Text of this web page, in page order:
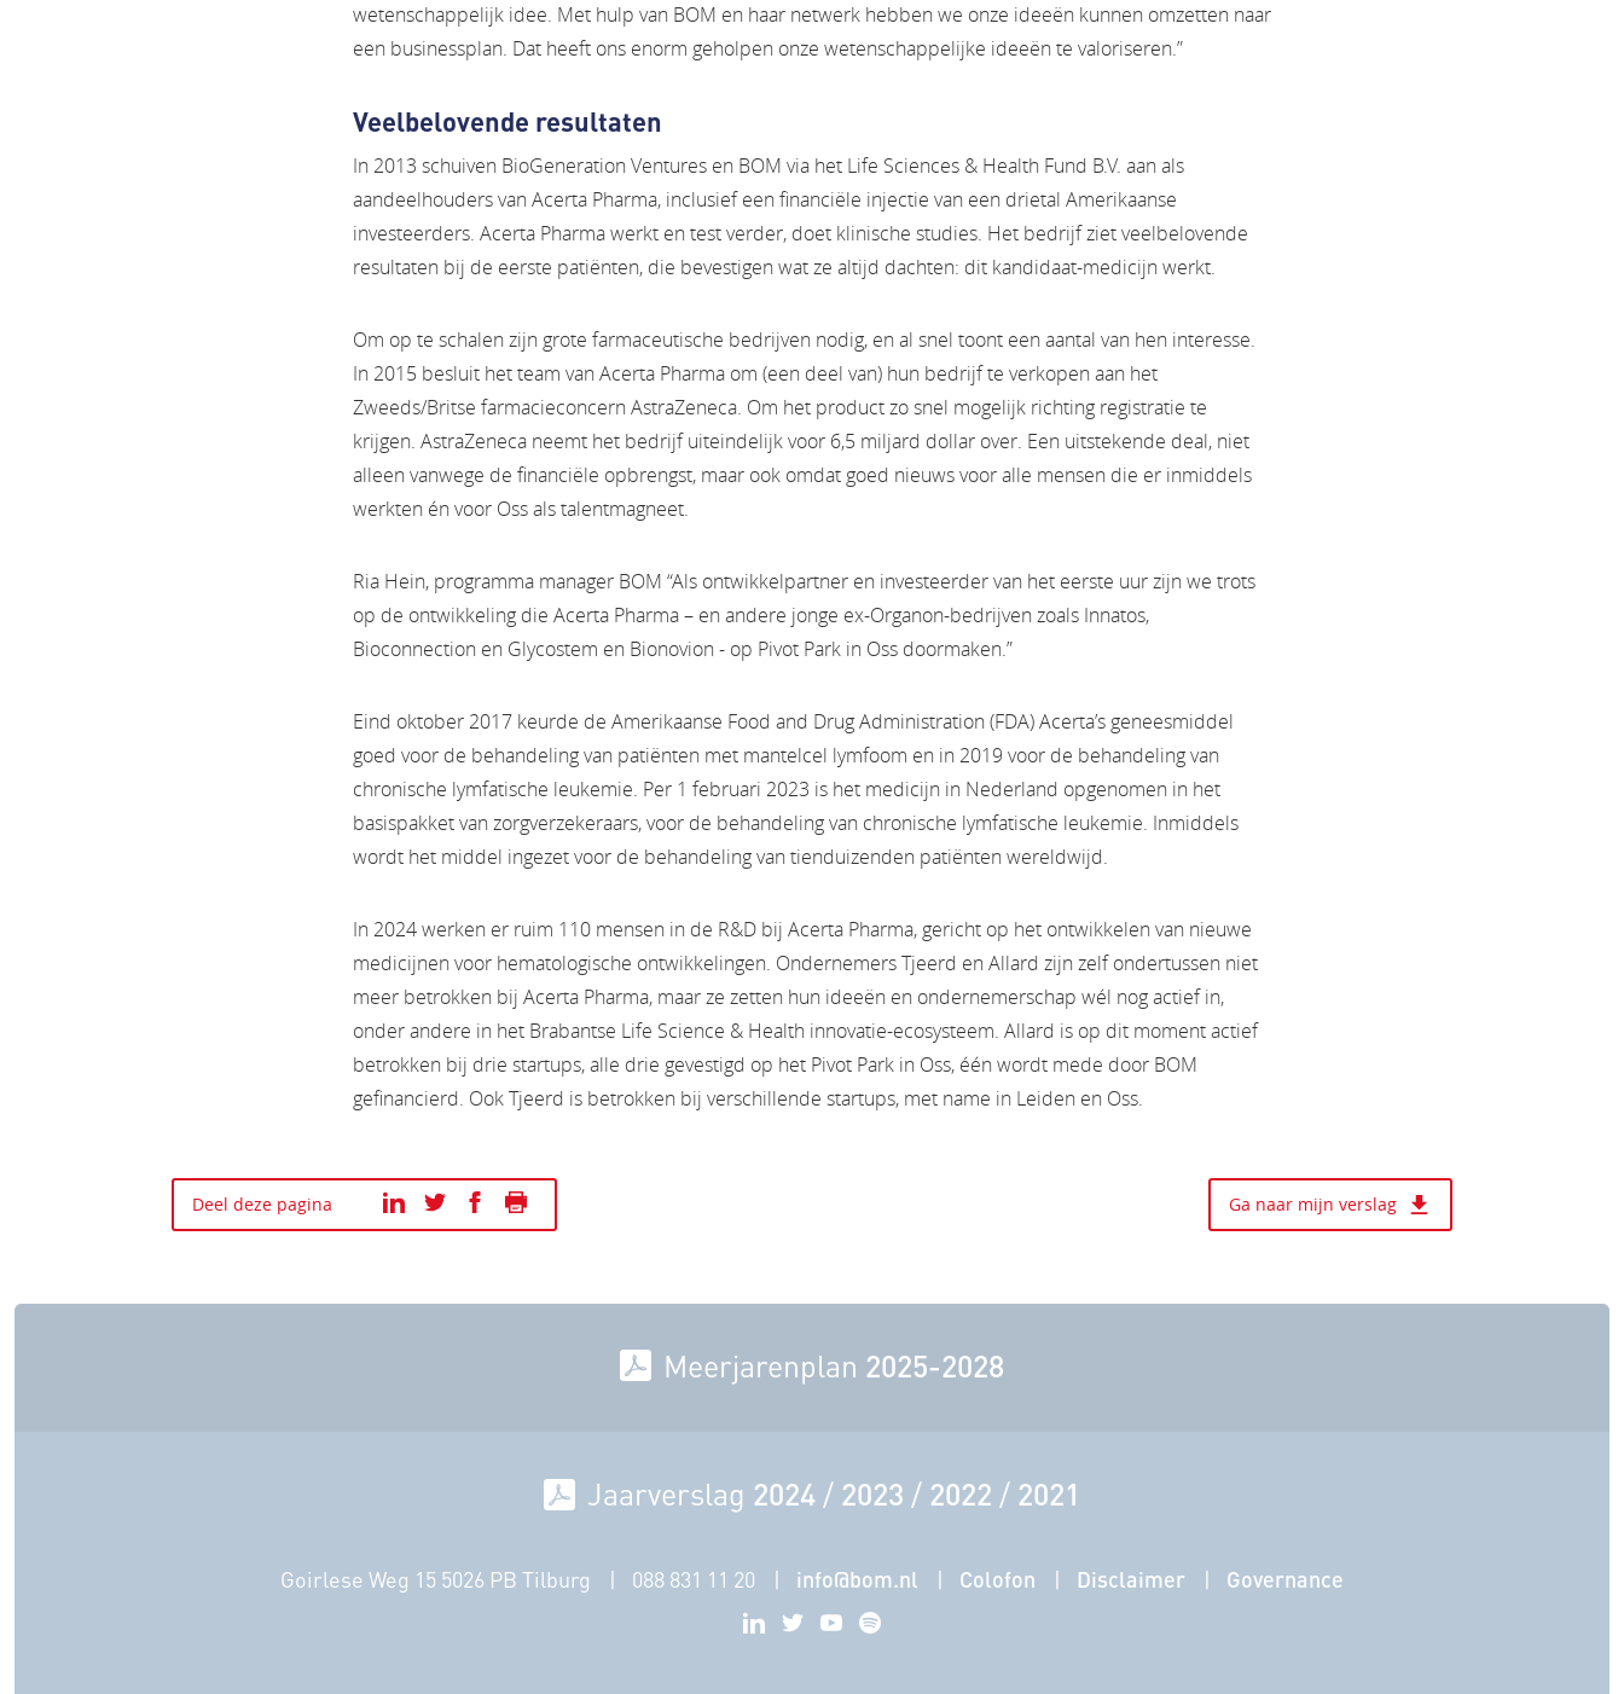
wetenschappelijk idee. Met hulp van BOM en haar netwerk hebben we onze ideeën kunnen omzetten naar
een businessplan. Dat heeft ons enorm geholpen onze wetenschappelijke ideeën te valoriseren.”
Veelbelovende resultaten
In 2013 schuiven BioGeneration Ventures en BOM via het Life Sciences & Health Fund B.V. aan als
aandeelhouders van Acerta Pharma, inclusief een financiële injectie van een drietal Amerikaanse
investeerders. Acerta Pharma werkt en test verder, doet klinische studies. Het bedrijf ziet veelbelovende
resultaten bij de eerste patiënten, die bevestigen wat ze altijd dachten: dit kandidaat-medicijn werkt.
Om op te schalen zijn grote farmaceutische bedrijven nodig, en al snel toont een aantal van hen interesse.
In 2015 besluit het team van Acerta Pharma om (een deel van) hun bedrijf te verkopen aan het
Zweeds/Britse farmacieconcern AstraZeneca. Om het product zo snel mogelijk richting registratie te
krijgen. AstraZeneca neemt het bedrijf uiteindelijk voor 6,5 miljard dollar over. Een uitstekende deal, niet
alleen vanwege de financiële opbrengst, maar ook omdat goed nieuws voor alle mensen die er inmiddels
werkten én voor Oss als talentmagneet.
Ria Hein, programma manager BOM “Als ontwikkelpartner en investeerder van het eerste uur zijn we trots
op de ontwikkeling die Acerta Pharma – en andere jonge ex-Organon-bedrijven zoals Innatos,
Bioconnection en Glycostem en Bionovion - op Pivot Park in Oss doormaken.”
Eind oktober 2017 keurde de Amerikaanse Food and Drug Administration (FDA) Acerta’s geneesmiddel
goed voor de behandeling van patiënten met mantelcel lymfoom en in 2019 voor de behandeling van
chronische lymfatische leukemie. Per 1 februari 2023 is het medicijn in Nederland opgenomen in het
basispakket van zorgverzekeraars, voor de behandeling van chronische lymfatische leukemie. Inmiddels
wordt het middel ingezet voor de behandeling van tienduizenden patiënten wereldwijd.
In 2024 werken er ruim 110 mensen in de R&D bij Acerta Pharma, gericht op het ontwikkelen van nieuwe
medicijnen voor hematologische ontwikkelingen. Ondernemers Tjeerd en Allard zijn zelf ondertussen niet
meer betrokken bij Acerta Pharma, maar ze zetten hun ideeën en ondernemerschap wél nog actief in,
onder andere in het Brabantse Life Science & Health innovatie-ecosysteem. Allard is op dit moment actief
betrokken bij drie startups, alle drie gevestigd op het Pivot Park in Oss, één wordt mede door BOM
gefinancierd. Ook Tjeerd is betrokken bij verschillende startups, met name in Leiden en Oss.
Deel deze pagina Ga naar mijn verslag
Meerjarenplan 2025-2028
Jaarverslag 2024 / 2023 / 2022 / 2021
Goirlese Weg 15 5026 PB Tilburg 088 831 11 20 info@bom.nl Colofon Disclaimer Governance